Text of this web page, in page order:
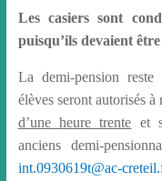
Les casiers sont
puisqu’ils devaient
La demi-pension reste
élèves seront autorisés
d’une heure trente et
anciens demi-
int­.0930619t@ac-